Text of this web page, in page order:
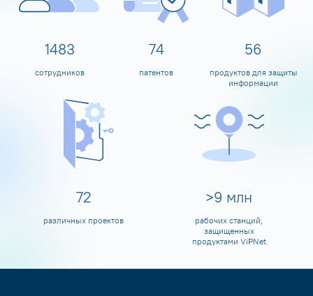
1598
сотрудников
80
патентов
60
продуктов для защиты
информации
80
различных проектов
>10 млн
рабочих станций,
защищенных
продуктами ViPNet